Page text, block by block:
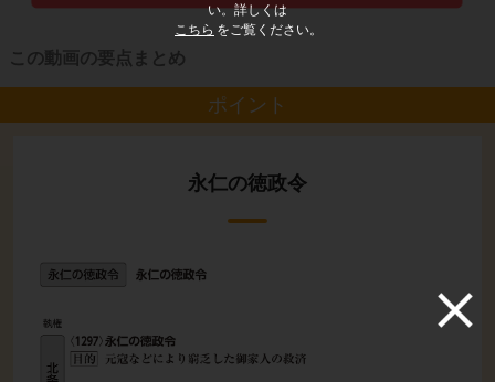
い。詳しくは
こちら をご覧ください。
この動画の要点まとめ
ポイント
永仁の徳政令